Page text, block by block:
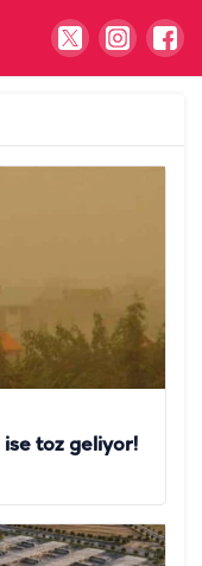
ise toz geliyor!